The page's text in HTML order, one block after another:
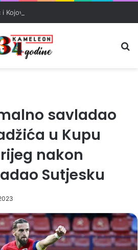
savladao
u Kupu
nakon
Sutjesku